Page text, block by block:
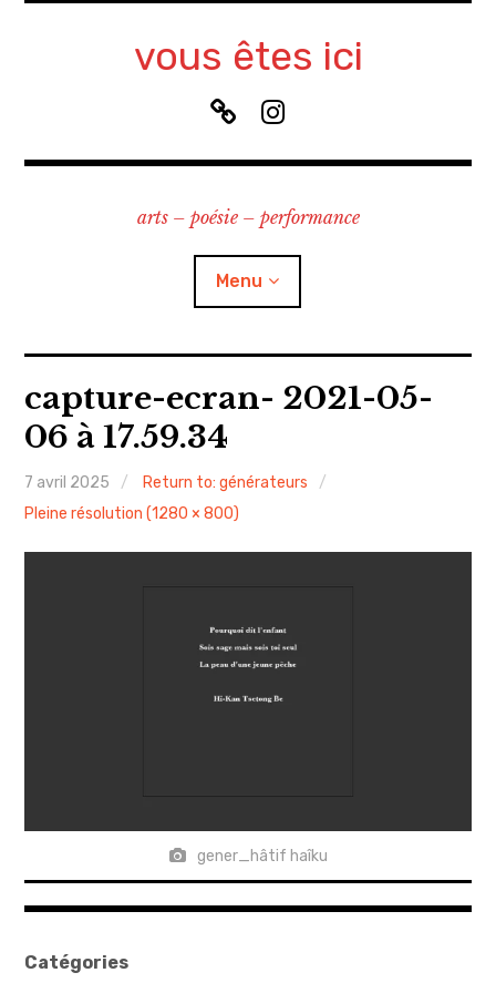
vous êtes ici
u
S
k
y
I
s
a
g
a
arts – poésie – performance
Menu
contact
recherche & cours
workshops & ateliers
capture-ecran- 2021-05-
06 à 17.59.34
7 avril 2025
Return to: générateurs
Pleine résolution (1280 × 800)
gener_hâtif haîku
Catégories